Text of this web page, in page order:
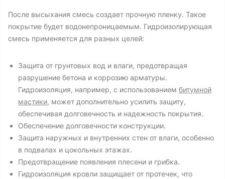
После высыхания смесь создает прочную пленку. Такое
покрытие будет водонепроницаемым. Гидроизолирующая
смесь применяется для разных целей:
Защита от грунтовых вод и влаги, предотвращая
разрушение бетона и коррозию арматуры.
Гидроизоляция, например, с использованием битумной
мастики, может дополнительно усилить защиту,
обеспечивая долговечность и надежность покрытия.
Обеспечение долговечности конструкции.
Защита наружных и внутренних стен от влаги, особенно
в подвалах и цокольных этажах.
Предотвращение появления плесени и грибка.
Гидроизоляция кровли защищает от протечек, что